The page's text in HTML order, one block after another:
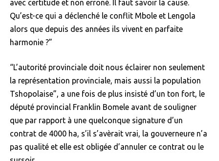
avec certitude et non erroné. Il faut savoir la cause.
Qu’est-ce qui a déclenché le conflit Mbole et Lengola
alors que depuis des années ils vivent en parfaite
harmonie ?”
“L’autorité provinciale doit nous éclairer non seulement
la représentation provinciale, mais aussi la population
Tshopolaise”, a une fois de plus insisté d’un ton fort, le
député provincial Franklin Bomele avant de souligner
que par rapport à une quelconque signature d’un
contrat de 4000 ha, s’il s’avèrait vrai, la gouverneure n’a
pas qualité et elle est obligée d’annuler ce contrat ou le